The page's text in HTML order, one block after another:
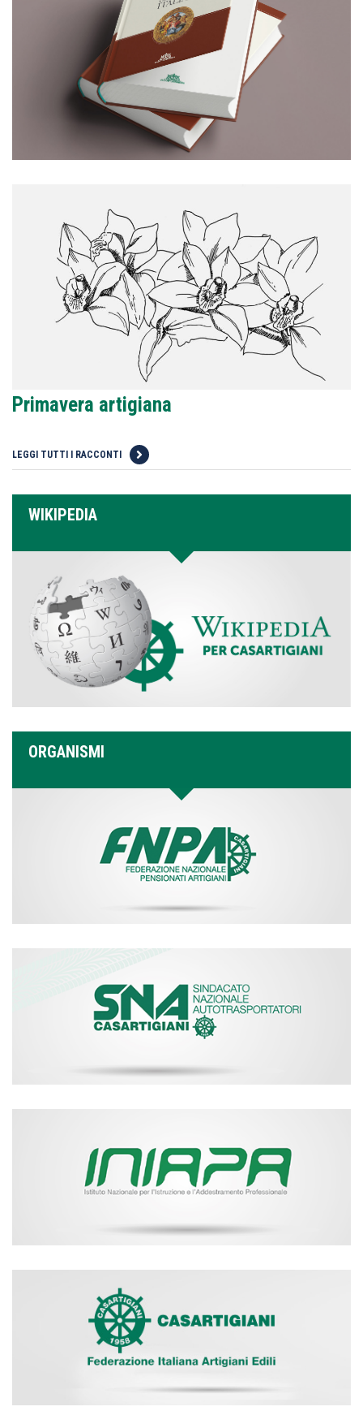
Primavera artigiana
LEGGI TUTTI I RACCONTI
WIKIPEDIA
ORGANISMI